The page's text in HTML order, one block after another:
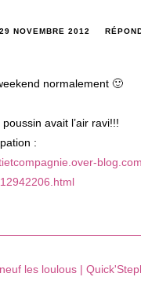
29 NOVEMBRE 2012
normalement 🙂
avait l’air ravi!!!
:
les loulous |